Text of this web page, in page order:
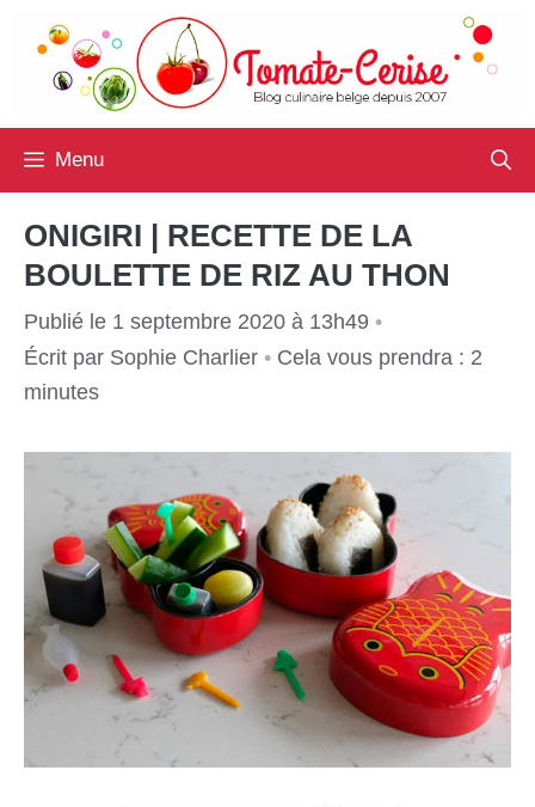
contenu
Menu
ONIGIRI | RECETTE DE LA
BOULETTE DE RIZ AU THON
Publié le 1 septembre 2020 à 13h49 •
Écrit par Sophie Charlier • Cela vous prendra : 2
minutes